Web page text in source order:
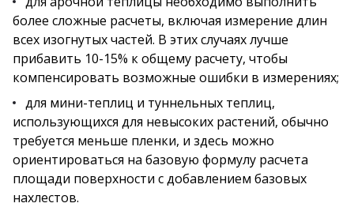
более сложные расчеты, включая измерение длин
всех изогнутых частей. В этих случаях лучше
прибавить 10-15% к общему расчету, чтобы
компенсировать возможные ошибки в измерениях;
для мини-теплиц и туннельных теплиц,
использующихся для невысоких растений, обычно
требуется меньше пленки, и здесь можно
ориентироваться на базовую формулу расчета
площади поверхности с добавлением базовых
нахлестов.